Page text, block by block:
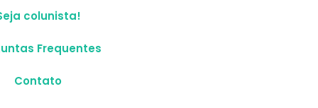
colunista!
Frequentes
Contato